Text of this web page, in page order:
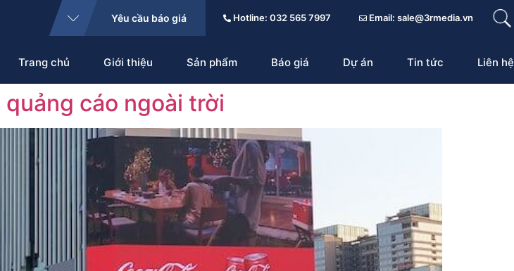
Yêu cầu báo giá Hotline: 032 565 7997 Email: sale@3rmedia.vn
Trang chủ Giới thiệu Sản phẩm Báo giá Dự án Tin tức Liên hệ
cáo ngoài trời